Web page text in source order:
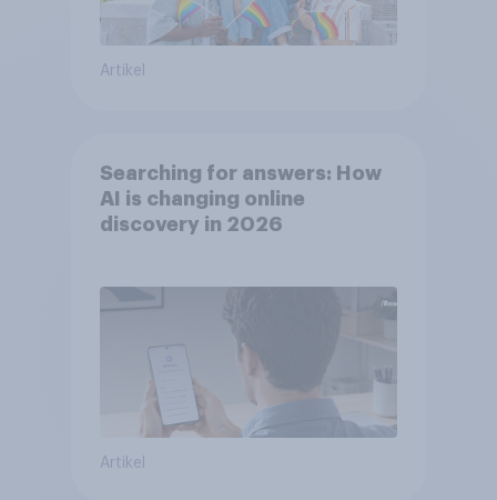
Artikel
Searching for answers: How
AI is changing online
discovery in 2026
Artikel